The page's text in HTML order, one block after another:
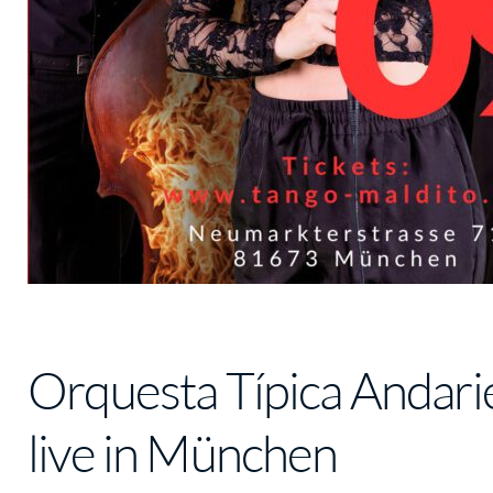
Orquesta Típica
live in München